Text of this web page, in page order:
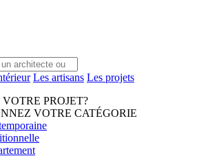
Les artisans Les projets
PROJET?
VOTRE CATÉGORIE